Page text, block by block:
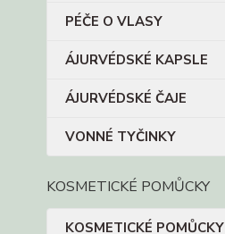
PÉČE O VLASY
ÁJURVÉDSKÉ KAPSLE
ÁJURVÉDSKÉ ČAJE
VONNÉ TYČINKY
KOSMETICKÉ POMŮCKY
KOSMETICKÉ POMŮCKY